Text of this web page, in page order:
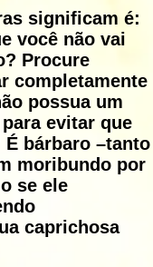
significam é:
você não vai
Procure
completamente
possua um
evitar que
bárbaro –tanto
moribundo por
se ele
caprichosa